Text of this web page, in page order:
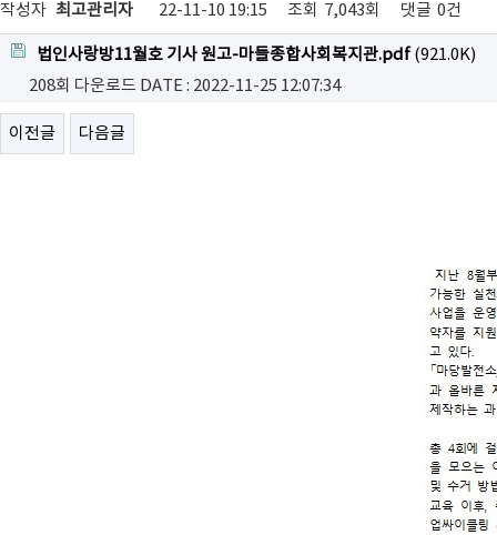
작성자 최고관리자 22-11-10 19:15 조회 7,043회 댓글 0건
법인사랑방11월호 기사 원고-마들종합사회복지관.pdf (921.0K)
208회 다운로드 DATE : 2022-11-25 12:07:34
이전글 다음글